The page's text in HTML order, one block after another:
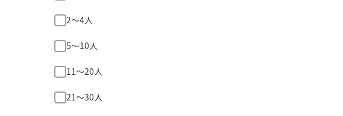
2〜4人
5〜10人
11〜20人
21〜30人